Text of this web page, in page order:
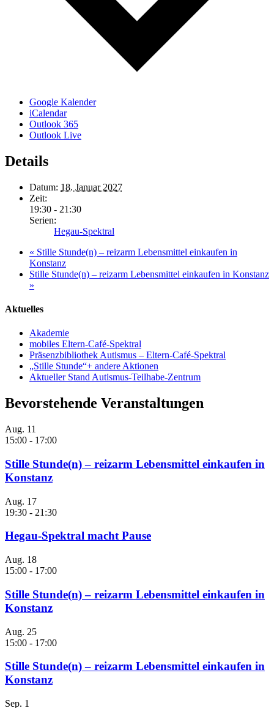
Google Kalender
iCalendar
Outlook 365
Outlook Live
Details
Datum: 18. Januar 2027
Zeit:
19:30 - 21:30
Serien:
Hegau-Spektral
« Stille Stunde(n) – reizarm Lebensmittel einkaufen in
Konstanz
Stille Stunde(n) – reizarm Lebensmittel einkaufen in Konstanz
»
Aktuelles
Akademie
mobiles Eltern-Café-Spektral
Präsenzbibliothek Autismus – Eltern-Café-Spektral
„Stille Stunde“+ andere Aktionen
Aktueller Stand Autismus-Teilhabe-Zentrum
Bevorstehende Veranstaltungen
Aug. 11
15:00 - 17:00
Stille Stunde(n) – reizarm Lebensmittel einkaufen in
Konstanz
Aug. 17
19:30 - 21:30
Hegau-Spektral macht Pause
Aug. 18
15:00 - 17:00
Stille Stunde(n) – reizarm Lebensmittel einkaufen in
Konstanz
Aug. 25
15:00 - 17:00
Stille Stunde(n) – reizarm Lebensmittel einkaufen in
Konstanz
Sep. 1